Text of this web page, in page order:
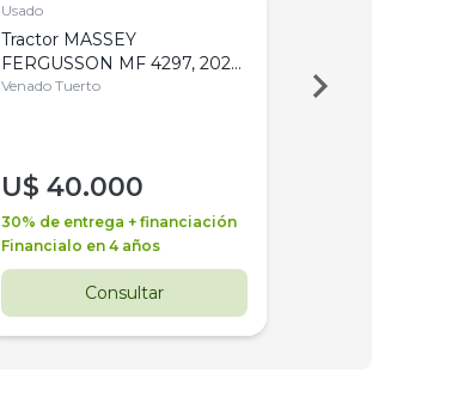
Usado
Tractor MASSEY
FERGUSSON MF 4297, 2020,
4WD, PATON
Venado Tuerto
U$ 40.000
30% de entrega + financiación
Financialo en 4 años
Consultar
Venado Tuerto